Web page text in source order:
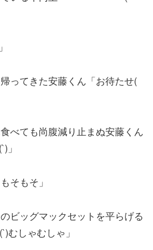
ってきた安藤くん「お待たせ(
べても尚腹減り止まぬ安藤くん
」
そもそ」
ビッグマックセットを平らげる
むしゃむしゃ」